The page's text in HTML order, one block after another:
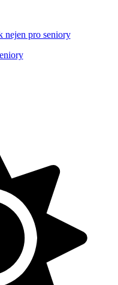
nejen pro seniory